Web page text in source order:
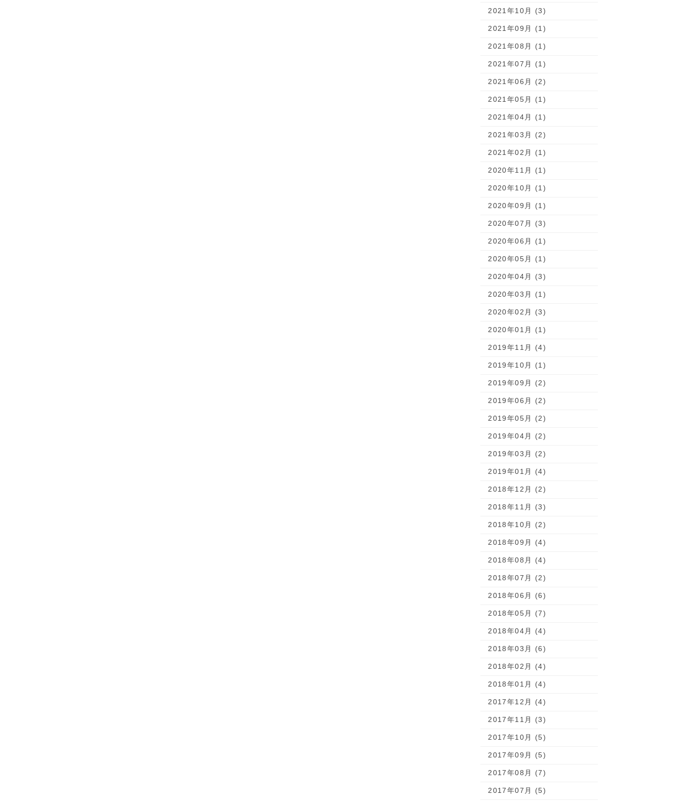
2021年10月 (3)
2021年09月 (1)
2021年08月 (1)
2021年07月 (1)
2021年06月 (2)
2021年05月 (1)
2021年04月 (1)
2021年03月 (2)
2021年02月 (1)
2020年11月 (1)
2020年10月 (1)
2020年09月 (1)
2020年07月 (3)
2020年06月 (1)
2020年05月 (1)
2020年04月 (3)
2020年03月 (1)
2020年02月 (3)
2020年01月 (1)
2019年11月 (4)
2019年10月 (1)
2019年09月 (2)
2019年06月 (2)
2019年05月 (2)
2019年04月 (2)
2019年03月 (2)
2019年01月 (4)
2018年12月 (2)
2018年11月 (3)
2018年10月 (2)
2018年09月 (4)
2018年08月 (4)
2018年07月 (2)
2018年06月 (6)
2018年05月 (7)
2018年04月 (4)
2018年03月 (6)
2018年02月 (4)
2018年01月 (4)
2017年12月 (4)
2017年11月 (3)
2017年10月 (5)
2017年09月 (5)
2017年08月 (7)
2017年07月 (5)